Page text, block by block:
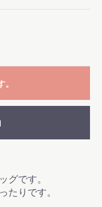
グです。
たりです。